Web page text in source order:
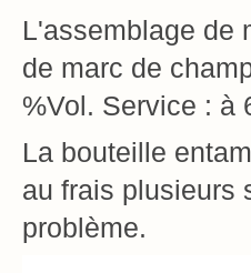
L'assemblage de
de marc de
%Vol. Service : à
La bouteille
au frais plusieurs
problème.